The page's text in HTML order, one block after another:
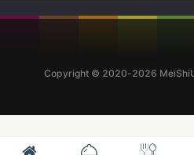
Copyright © 2020-2026